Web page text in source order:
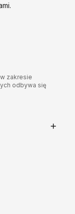
zakresie
odbywa się